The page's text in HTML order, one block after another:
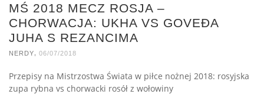
MŚ 2018 MECZ ROSJA –
CHORWACJA: UKHA VS GOVEĐA
JUHA S REZANCIMA
NERDY 06/07/2018
Przepisy na Mistrzostwa Świata w piłce nożnej 2018: rosyjska
zupa rybna vs chorwacki rosół z wołowiny